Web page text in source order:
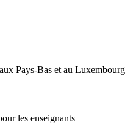
Pays-Bas et au Luxembourg
les enseignants